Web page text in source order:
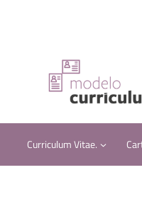
Curriculum Vitae.